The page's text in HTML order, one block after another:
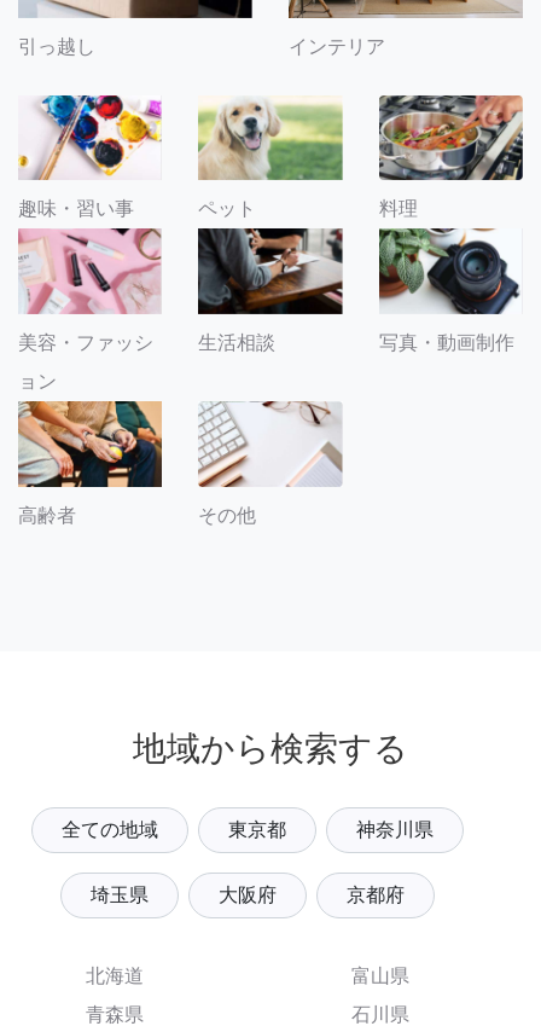
引っ越し インテリア
趣味・習い事 ペット 料理
美容・ファッシ
ョン
生活相談 写真・動画制作
高齢者 その他
地域から検索する
全ての地域 東京都 神奈川県
埼玉県 大阪府 京都府
北海道
青森県
富山県
石川県